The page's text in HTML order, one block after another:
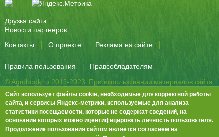
Друзья сайта
Новости партнеров
Контакты
О проекте Реклама на сайте
Правила пользования
Правообладателям
© Agrobook.ru 2013-2023. При использовании материалов сайта
активная ссылка на публикацию обязательна.
344000, Ростов-на-Дону, ул. Города Волос, д.6, 8 этаж, офис 803
Тел./факс: +7 (863) 282-83-13 e-mail:info@agrobook.ru
Возрастная категория сайта: 16+. Объявления на сайте не
премодерируются.Положение о защите персональных данных
Сайт использует файлы cookie, необходимые для корректной работы
сайта, и сервисы Яндекс-метрики, используемые для анализа
статистики посещаемости, которые не содержат сведений, на
основании которых можно идентифицировать личность пользователя.
Продолжение пользования сайтом является согласием на